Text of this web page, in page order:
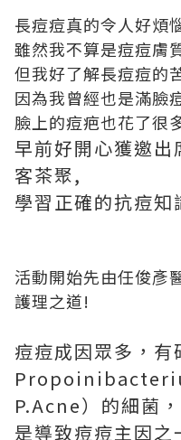
長痘痘真的令人好煩
雖然我不算是痘痘膚
但我好了解長痘痘的
因為我曾經也是滿臉
臉上的痘疤也花了很
早前好開心獲邀出
客茶聚,
學習正確的抗痘
活動開始先由任俊彥
護理之道!
痘痘成因眾多，
P.Acne）的細菌，
是導致痘痘主因